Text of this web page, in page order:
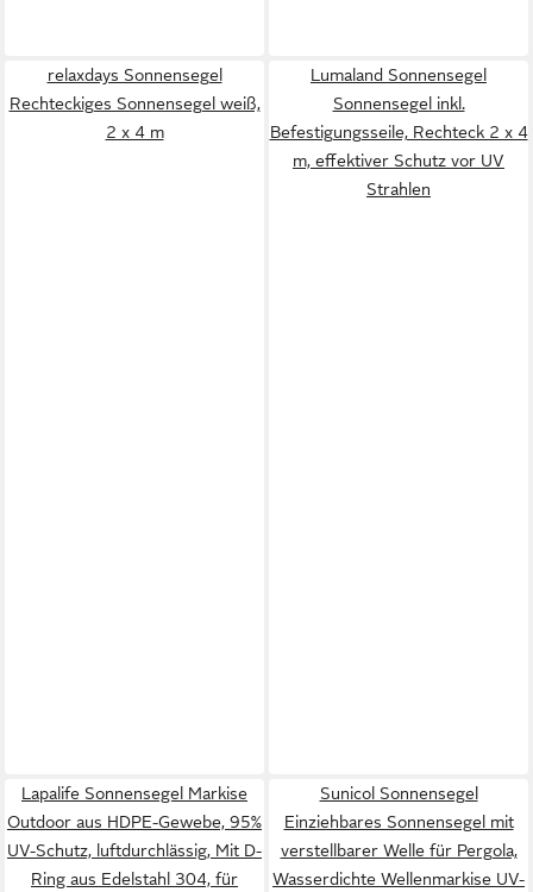
relaxdays Sonnensegel
Rechteckiges Sonnensegel weiß,
2 x 4 m
Lumaland Sonnensegel
Sonnensegel inkl.
Befestigungsseile, Rechteck 2 x 4
m, effektiver Schutz vor UV
Strahlen
Lapalife Sonnensegel Markise
Outdoor aus HDPE-Gewebe, 95%
UV-Schutz, luftdurchlässig, Mit D-
Ring aus Edelstahl 304, für
Sunicol Sonnensegel
Einziehbares Sonnensegel mit
verstellbarer Welle für Pergola,
Wasserdichte Wellenmarkise UV-